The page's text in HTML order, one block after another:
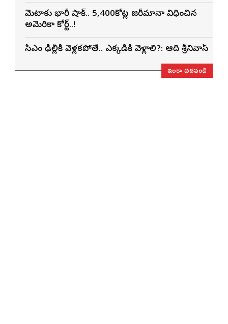
మెటాకు భారీ షాక్.. 5,400కోట్ల జరీమానా విధించిన
అమెరికా కోర్ట్..!
సీఎం ఢిల్లీకి వెళ్లకపోతే.. ఎక్కడికి వెళ్లాలి?: ఆది శ్రీనివాస్
ఇంకా చదవండి